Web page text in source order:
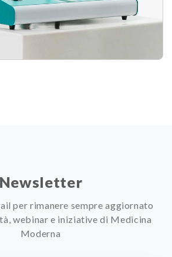
Newsletter
per rimanere sempre aggiornato
webinar e iniziative di Medicina
Moderna